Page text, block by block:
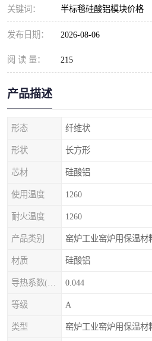
关键词： 半标毯硅酸铝模块价格
发布日期： 2026-08-06
阅 读 量： 215
产品描述
形态 纤维状
形状 长方形
芯材 硅酸铝
使用温度 1260
耐火温度 1260
产品类别 窑炉工业窑炉用保温材
材质 硅酸铝
0.044
等级 A
类型 窑炉工业窑炉用保温材